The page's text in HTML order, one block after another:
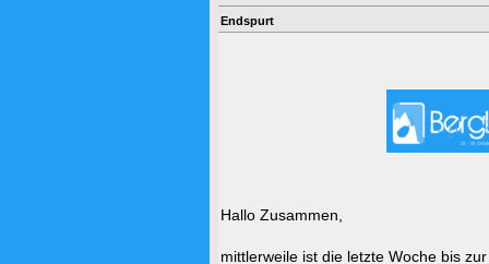
Endspurt
Hallo Zusammen,
mittlerweile ist die letzte Woche bis